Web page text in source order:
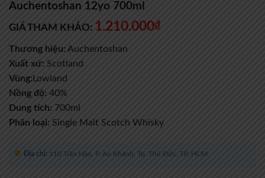
Auchentoshan 12yo 700ml
GIÁ THAM KHẢO: 1.210.000₫
Thương hiệu: Auchentoshan
Xuất xứ: Scotland
Vùng: Lowland
Nồng độ: 40%
Dung tích: 700ml
Phân loại: Single Malt Scotch Whisky
Địa chỉ: 110 Trần Não, P. An Khánh, Tp. Thủ Đức, TP. HCM